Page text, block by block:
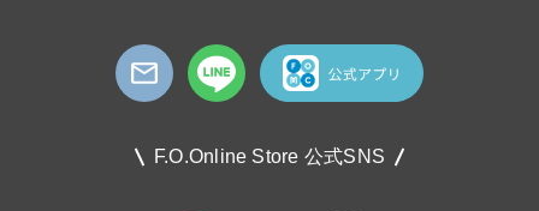
F.O.Online Store 公式SNS